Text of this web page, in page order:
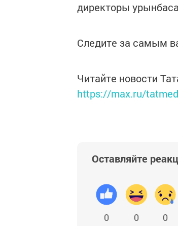
директоры
Следите за самым
Читайте новости
https://max.ru/
Оставляйте
0 0 0